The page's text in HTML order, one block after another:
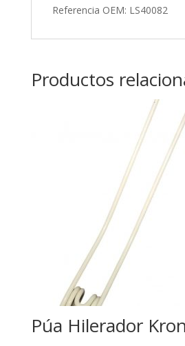
Referencia OEM: LS40082
Productos
Púa Hilerador